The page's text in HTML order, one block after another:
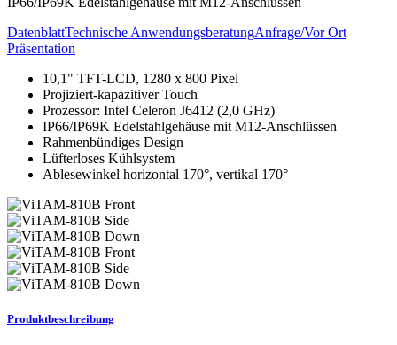
DatenblattTechnische AnwendungsberatungAnfrage/Vor Ort
Präsentation
10,1" TFT-LCD, 1280 x 800 Pixel
Projiziert-kapazitiver Touch
Prozessor: Intel Celeron J6412 (2,0 GHz)
IP66/IP69K Edelstahlgehäuse mit M12-Anschlüssen
Rahmenbündiges Design
Lüfterloses Kühlsystem
Ablesewinkel horizontal 170°, vertikal 170°
Produktbeschreibung